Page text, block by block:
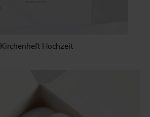
Kirchenheft Hochzeit